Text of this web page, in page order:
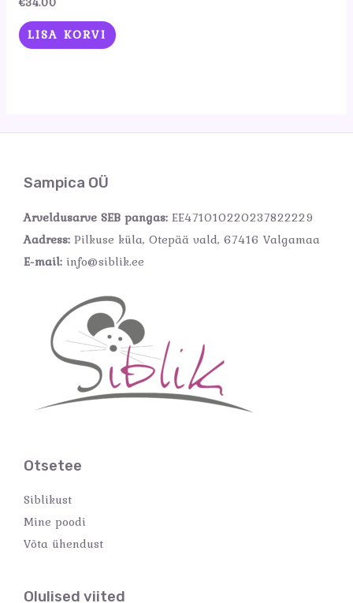
LISA KORVI
Sampica OÜ
Arveldusarve SEB pangas: EE471010220237822229
Aadress: Pilkuse küla, Otepää vald, 67416 Valgamaa
E-mail: info@siblik.ee
Otsetee
Siblikust
Mine poodi
Võta ühendust
Olulised viited